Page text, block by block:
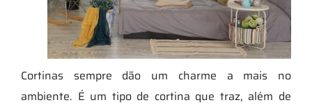
Cortinas sempre dão um charme a mais no
ambiente. É um tipo de cortina que traz, além de